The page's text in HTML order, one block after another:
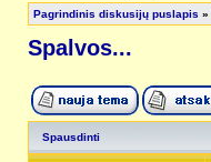
Pagrindinis diskusijų puslapis »
Spalvos...
Spausdinti